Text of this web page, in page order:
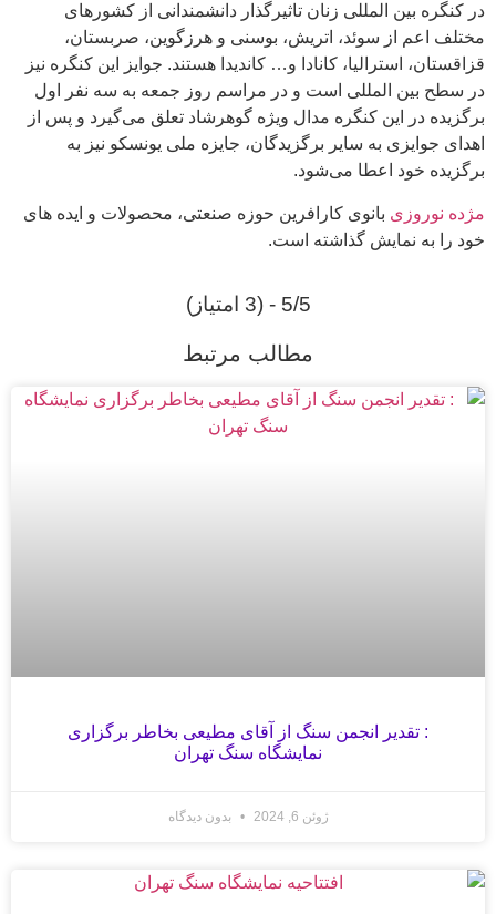
در کنگره بین المللی زنان تاثیرگذار دانشمندانی از کشورهای
مختلف اعم از سوئد، اتریش، بوسنی و هرزگوین، صربستان،
قزاقستان، استرالیا، کانادا و… کاندیدا هستند. جوایز این کنگره نیز
در سطح بین المللی است و در مراسم روز جمعه به سه نفر اول
برگزیده در این کنگره مدال ویژه گوهرشاد تعلق می‌گیرد و پس از
اهدای جوایزی به سایر برگزیدگان، جایزه ملی یونسکو نیز به
برگزیده خود اعطا می‌شود.
مژده نوروزی بانوی کارافرین حوزه صنعتی، محصولات و ایده های
خود را به نمایش گذاشته است.
5/5 - (3 امتیاز)
مطالب مرتبط
: تقدیر انجمن سنگ از آقای مطیعی بخاطر برگزاری
نمایشگاه سنگ تهران
ژوئن 6, 2024 بدون دیدگاه